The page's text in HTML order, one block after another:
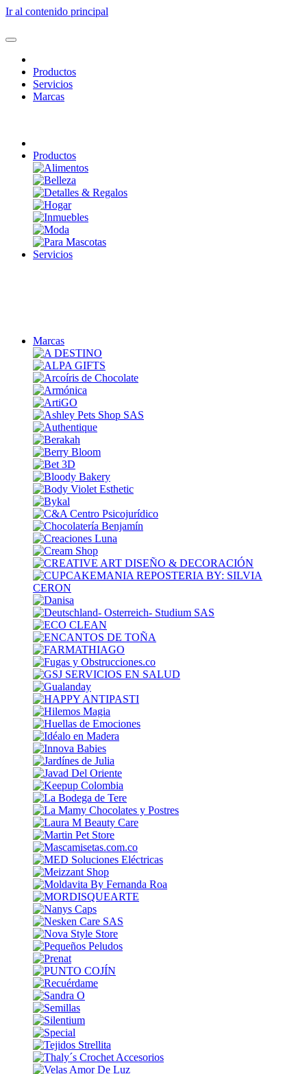
Ir al contenido principal
Productos
Servicios
Marcas
Productos
Servicios
Marcas